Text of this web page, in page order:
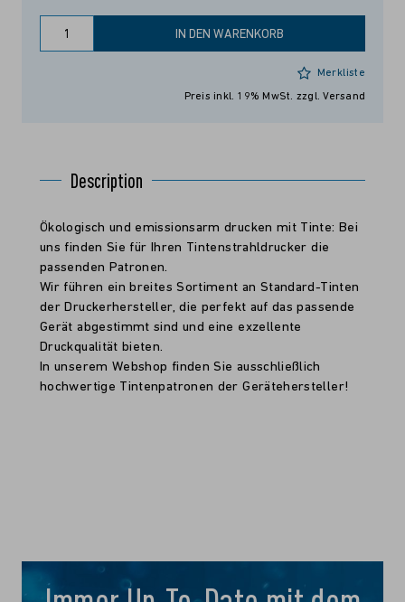
IN DEN WARENKORB
Merkliste
Preis inkl. 19% MwSt. zzgl. Versand
Description
Ökologisch und emissionsarm drucken mit Tinte: Bei
uns finden Sie für Ihren Tintenstrahldrucker die
passenden Patronen.
Wir führen ein breites Sortiment an Standard-Tinten
der Druckerhersteller, die perfekt auf das passende
Gerät abgestimmt sind und eine exzellente
Druckqualität bieten.
In unserem Webshop finden Sie ausschließlich
hochwertige Tintenpatronen der Gerätehersteller!